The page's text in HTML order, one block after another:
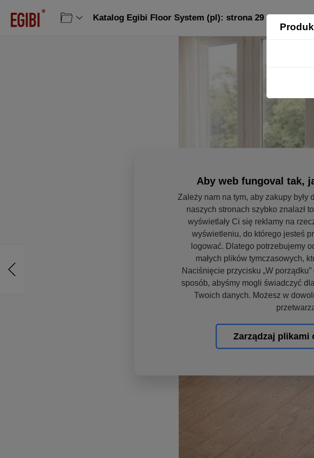
Katalog Egibi Floor System (pl): strona 29
Aby web fungoval tak,
Zależy nam na tym, aby zakupy
naszych stronach szybko znalazł
wyświetlały Ci się reklamy na
wyświetleniu, do którego jesteś
logować. Dlatego potrzebujemy
małych plików tymczasowych,
Naciśnięcie przycisku „W
sposób, abyśmy mogli świadczyć
Twoich danych. Możesz w
Zarządzaj plikami